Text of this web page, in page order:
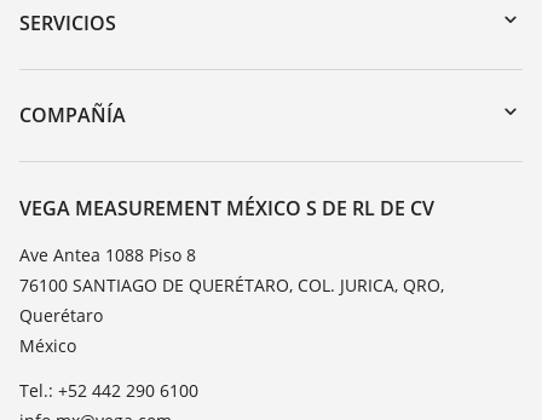
Búsqueda por número de serie
DTM Collection/PACTware
SERVICIOS
Devolución de instrumentos
Cursos de formacion
Lista de resistencias
TeamViewer
COMPAÑÍA
Acerca de VEGA
Contacto
Notícias
Prensa
Blog
VEGA MEASUREMENT MÉXICO S DE RL DE CV
Ave Antea 1088 Piso 8
76100 SANTIAGO DE QUERÉTARO, COL. JURICA, QRO,
Querétaro
México
Tel.: +52 442 290 6100